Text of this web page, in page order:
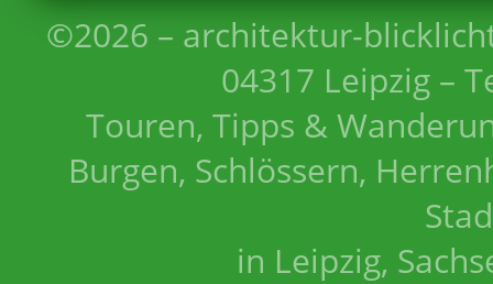
©2026 – architektur-
04317 Leipzig –
Touren, Tipps &
Burgen, Schlössern,
in Leipzig,